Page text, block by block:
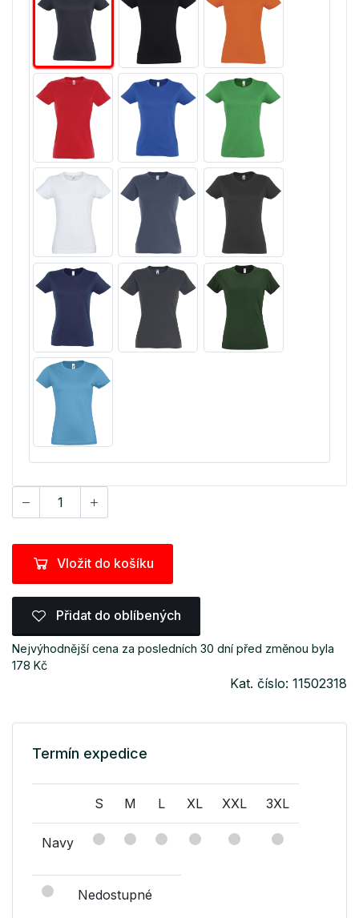
Vložit do košíku
Přidat do oblíbených
Nejvýhodnější cena za posledních 30 dní před změnou byla
178 Kč
Kat. číslo: 11502318
Termín expedice
S M L XL XXL 3XL
Navy
Nedostupné